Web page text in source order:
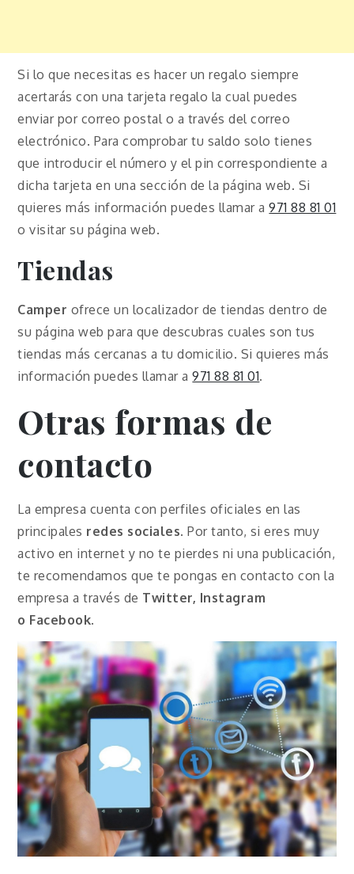
Si lo que necesitas es hacer un regalo siempre
acertarás con una tarjeta regalo la cual puedes
enviar por correo postal o a través del correo
electrónico. Para comprobar tu saldo solo tienes
que introducir el número y el pin correspondiente a
dicha tarjeta en una sección de la página web. Si
quieres más información puedes llamar a971 88 81 01
o visitar su página web.
Tiendas
Camper ofrece un localizador de tiendas dentro de
su página web para que descubras cuales son tus
tiendas más cercanas a tu domicilio. Si quieres más
información puedes llamar a971 88 81 01.
Otras formas de
contacto
La empresa cuenta con perfiles oficiales en las
principales redes sociales. Por tanto, si eres muy
activo en internet y no te pierdes ni una publicación,
te recomendamos que te pongas en contacto con la
empresa a través de Twitter, Instagram
o Facebook.